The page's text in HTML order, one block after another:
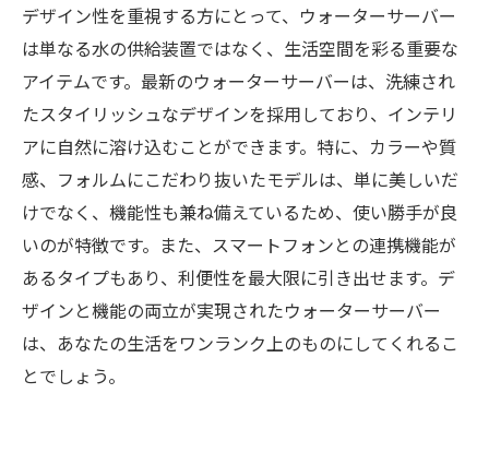
デザイン性を重視する方にとって、ウォーターサーバー
は単なる水の供給装置ではなく、生活空間を彩る重要な
アイテムです。最新のウォーターサーバーは、洗練され
たスタイリッシュなデザインを採用しており、インテリ
アに自然に溶け込むことができます。特に、カラーや質
感、フォルムにこだわり抜いたモデルは、単に美しいだ
けでなく、機能性も兼ね備えているため、使い勝手が良
いのが特徴です。また、スマートフォンとの連携機能が
あるタイプもあり、利便性を最大限に引き出せます。デ
ザインと機能の両立が実現されたウォーターサーバー
は、あなたの生活をワンランク上のものにしてくれるこ
とでしょう。